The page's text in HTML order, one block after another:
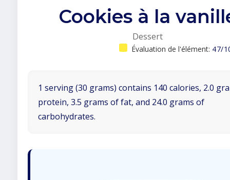
Cookies à la
Dessert
Évaluation de l'élément: 47/
1 serving (30 grams) contains 140 calories, 2.0
protein, 3.5 grams of fat, and 24.0 grams of
carbohydrates.